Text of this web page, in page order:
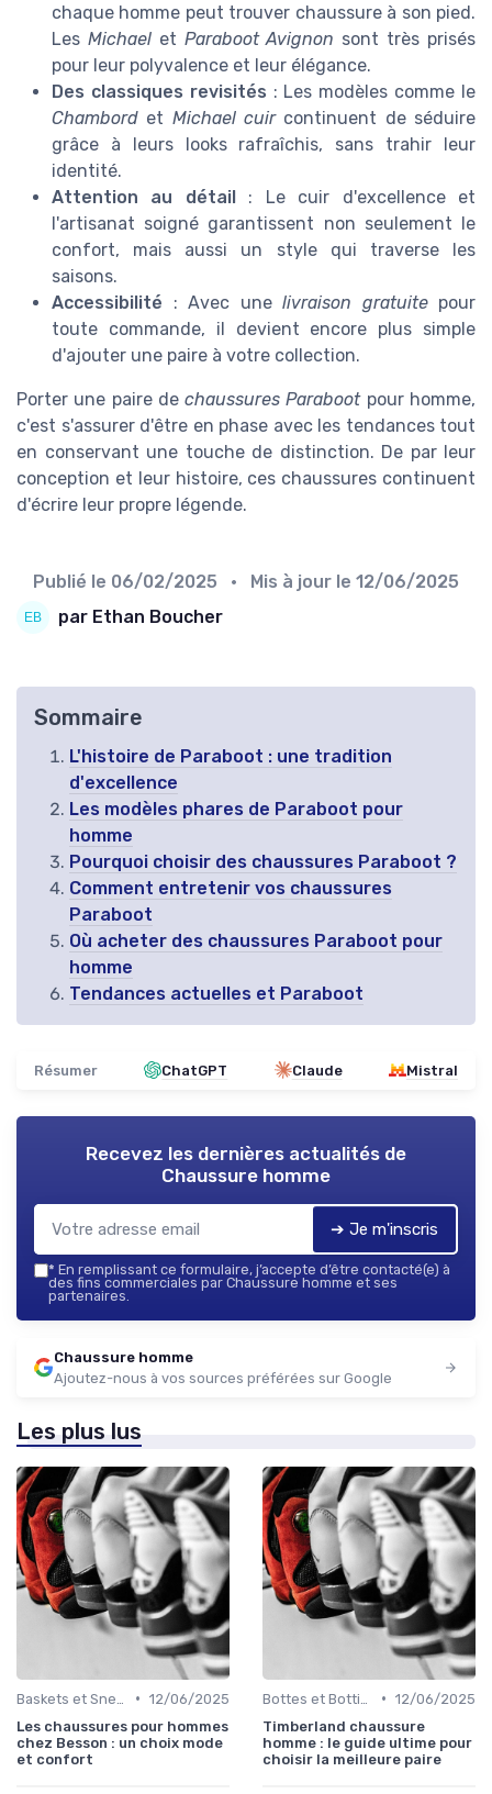
chaque homme peut trouver chaussure à son pied.
Les Michaelet Paraboot Avignon sont très prisés
pour leur polyvalence et leur élégance.
Des classiques revisités : Les modèles comme le
Chambord et Michael cuircontinuent de séduire
grâce à leurs looks rafraîchis, sans trahir leur
identité.
Attention au détail: Le cuir d'excellence et
l'artisanat soigné garantissent non seulement le
confort, mais aussi un style qui traverse les
saisons.
Accessibilité : Avec une livraison gratuitepour
toute commande, il devient encore plus simple
d'ajouter une paire à votre collection.
Porter une paire dechaussures Parabootpour homme,
c'est s'assurer d'être en phase avec les tendances tout
en conservant une touche de distinction. De par leur
conception et leur histoire, ces chaussures continuent
d'écrire leur propre légende.
Publié le 06/02/2025 • Mis à jour le 12/06/2025
par Ethan Boucher
Sommaire
L'histoire de Paraboot : une tradition
d'excellence
Les modèles phares de Paraboot pour
homme
Pourquoi choisir des chaussures Paraboot ?
Comment entretenir vos chaussures
Paraboot
Où acheter des chaussures Paraboot pour
homme
Tendances actuelles et Paraboot
Résumer ChatGPT Claude Mistral
Recevez les dernières actualités de
Chaussure homme
➔ Je m'inscris
* En remplissant ce formulaire, j’accepte d’être contacté(e) à
des fins commerciales par Chaussure homme et ses
partenaires.
Chaussure homme
Ajoutez-nous à vos sources préférées sur Google
Les plus lus
• 12/06/2025
Les chaussures pour hommes
chez Besson : un choix mode
et confort
• 12/06/2025
Timberland chaussure
homme : le guide ultime pour
choisir la meilleure paire